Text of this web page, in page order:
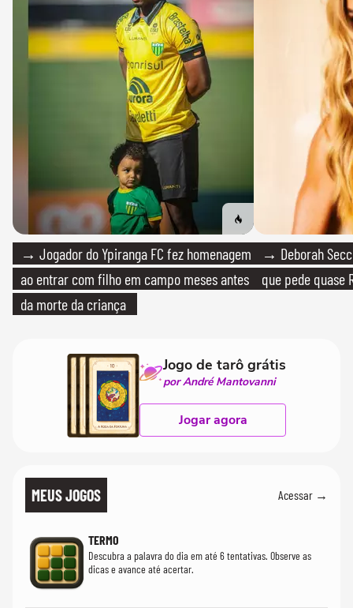
→ Jogador do Ypiranga FC fez homenagem
ao entrar com filho em campo meses antes
da morte da criança
→ Deborah
que pede quase
Jogo de tarô grátis
por André Mantovanni
Jogar agora
MEUS JOGOS Acessar →
TERMO
Descubra a palavra do dia em até 6 tentativas. Observe as
dicas e avance até acertar.